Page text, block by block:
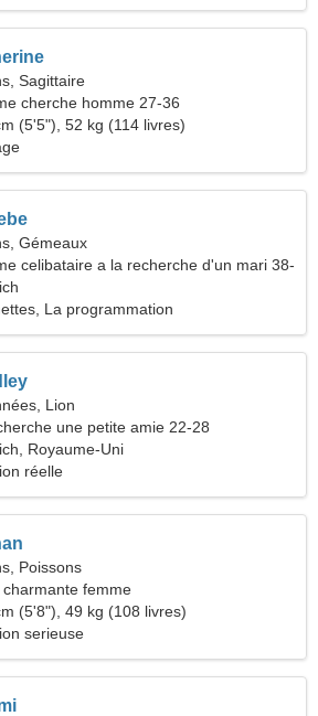
Sagittaire
cherche homme 27-36
(5'5"), 52 kg (114 livres)
Gémeaux
celibataire a la recherche d'un mari 38-
La programmation
Lion
une petite amie 22-28
Royaume-Uni
réelle
Poissons
charmante femme
(5'8"), 49 kg (108 livres)
serieuse